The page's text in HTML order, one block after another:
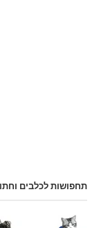
תחפושות לכלבים